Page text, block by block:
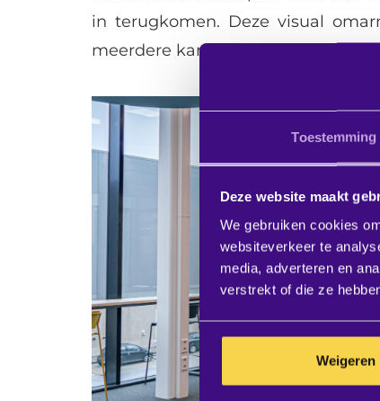
Toestemming
Deze website maakt
We gebruiken cookies
websiteverkeer te
media, adverteren en
verstrekt of die ze
Weigeren
in terugkomen. Deze visual
meerdere kantoren terug.